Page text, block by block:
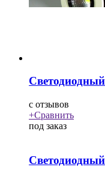
c отзывов
+Сравнить
под заказ